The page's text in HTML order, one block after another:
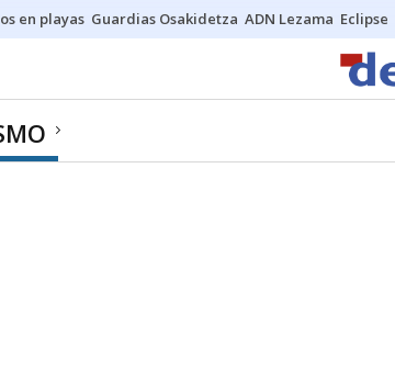
en playas Guardias Osakidetza ADN Lezama Eclipse